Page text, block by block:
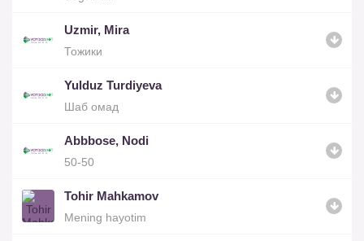
Uzmir, Mira
Тожики
Yulduz Turdiyeva
Шаб омад
Abbbose, Nodi
50-50
Tohir Mahkamov
Mening hayotim